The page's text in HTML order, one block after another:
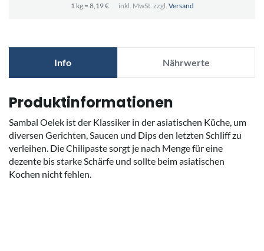
1 kg = 8,19 € inkl. MwSt. zzgl. Versand
Info Nährwerte
Produktinformationen
Sambal Oelek ist der Klassiker in der asiatischen Küche, um
diversen Gerichten, Saucen und Dips den letzten Schliff zu
verleihen. Die Chilipaste sorgt je nach Menge für eine
dezente bis starke Schärfe und sollte beim asiatischen
Kochen nicht fehlen.